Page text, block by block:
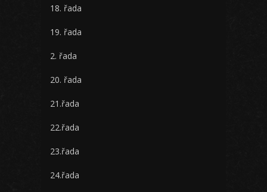
18. řada
19. řada
2. řada
20. řada
21.řada
22.řada
23.řada
24.řada